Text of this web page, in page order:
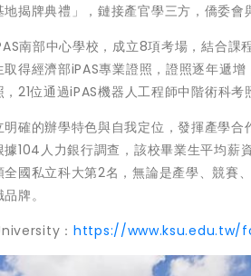
揭牌典禮」，鏈接產官學三方，僑委
南部中心學校，成立8項考場，結合課
得經濟部iPAS專業證照，證照逐年遞增
21位通過iPAS機器人工程師中階術科考
明確的辦學特色與自我定位，發揮產學
據104人力銀行調查，該校畢業生平均薪
國私立科大第2名，無論是產學、競賽
牌。
： https://www.ksu.edu.tw/